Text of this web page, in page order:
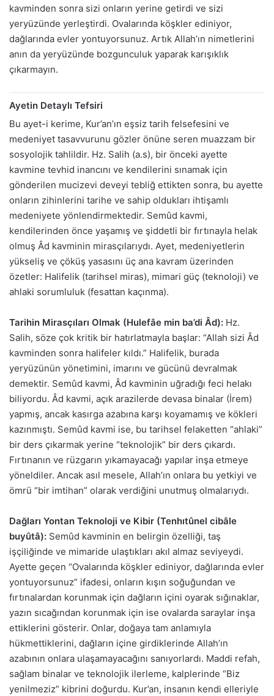
kavminden sonra sizi onların yerine getirdi ve sizi
yeryüzünde yerleştirdi. Ovalarında köşkler ediniyor,
dağlarında evler yontuyorsunuz. Artık Allah’ın nimetlerini
anın da yeryüzünde bozgunculuk yaparak karışıklık
çıkarmayın.
Ayetin Detaylı Tefsiri
Bu ayet-i kerime, Kur’an’ın eşsiz tarih felsefesini ve
medeniyet tasavvurunu gözler önüne seren muazzam bir
sosyolojik tahlildir. Hz. Salih (a.s), bir önceki ayette
kavmine tevhid inancını ve kendilerini sınamak için
gönderilen mucizevi deveyi tebliğ ettikten sonra, bu ayette
onların zihinlerini tarihe ve sahip oldukları ihtişamlı
medeniyete yönlendirmektedir. Semûd kavmi,
kendilerinden önce yaşamış ve şiddetli bir fırtınayla helak
olmuş Âd kavminin mirasçılarıydı. Ayet, medeniyetlerin
yükseliş ve çöküş yasasını üç ana kavram üzerinden
özetler: Halifelik (tarihsel miras), mimari güç (teknoloji) ve
ahlaki sorumluluk (fesattan kaçınma).
Tarihin Mirasçıları Olmak (Hulefâe min ba’di Âd): Hz.
Salih, söze çok kritik bir hatırlatmayla başlar: “Allah sizi Âd
kavminden sonra halifeler kıldı.” Halifelik, burada
yeryüzünün yönetimini, imarını ve gücünü devralmak
demektir. Semûd kavmi, Âd kavminin uğradığı feci helakı
biliyordu. Âd kavmi, açık arazilerde devasa binalar (İrem)
yapmış, ancak kasırga azabına karşı koyamamış ve kökleri
kazınmıştı. Semûd kavmi ise, bu tarihsel felaketten “ahlaki”
bir ders çıkarmak yerine “teknolojik” bir ders çıkardı.
Fırtınanın ve rüzgarın yıkamayacağı yapılar inşa etmeye
yöneldiler. Ancak asıl mesele, Allah’ın onlara bu yetkiyi ve
ömrü “bir imtihan” olarak verdiğini unutmuş olmalarıydı.
Dağları Yontan Teknoloji ve Kibir (Tenhıtûnel cibâle
buyûtâ): Semûd kavminin en belirgin özelliği, taş
işçiliğinde ve mimaride ulaştıkları akıl almaz seviyeydi.
Ayette geçen “Ovalarında köşkler ediniyor, dağlarında evler
yontuyorsunuz” ifadesi, onların kışın soğuğundan ve
fırtınalardan korunmak için dağların içini oyarak sığınaklar,
yazın sıcağından korunmak için ise ovalarda saraylar inşa
ettiklerini gösterir. Onlar, doğaya tam anlamıyla
hükmettiklerini, dağların içine girdiklerinde Allah’ın
azabının onlara ulaşamayacağını sanıyorlardı. Maddi refah,
sağlam binalar ve teknolojik ilerleme, kalplerinde “Biz
yenilmeziz” kibrini doğurdu. Kur’an, insanın kendi elleriyle